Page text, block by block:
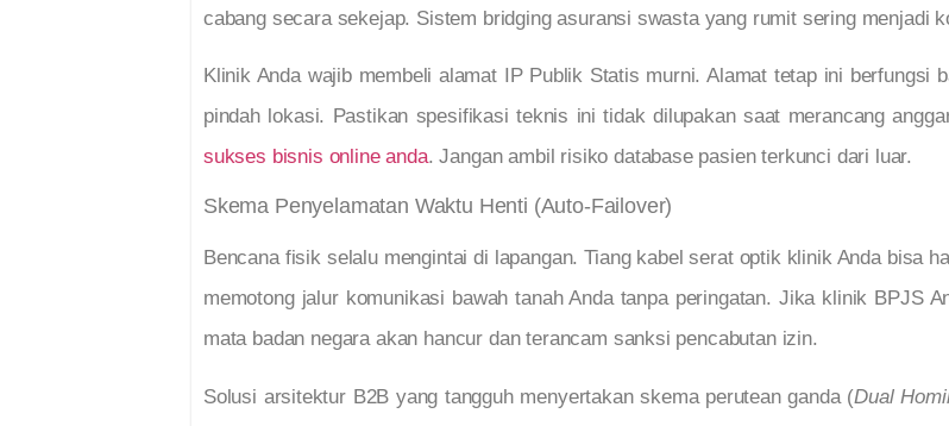
cabang secara sekejap. Sistem bridging asuransi swasta yang rumit sering menjadi
Klinik Anda wajib membeli alamat IP Publik Statis murni. Alamat tetap ini berfungsi
pindah lokasi. Pastikan spesifikasi teknis ini tidak dilupakan saat merancang
sukses bisnis online anda. Jangan ambil risiko database pasien terkunci dari luar.
Skema Penyelamatan Waktu Henti (Auto-Failover)
Bencana fisik selalu mengintai di lapangan. Tiang kabel serat optik klinik Anda bisa
memotong jalur komunikasi bawah tanah Anda tanpa peringatan. Jika klinik BPJS
mata badan negara akan hancur dan terancam sanksi pencabutan izin.
Solusi arsitektur B2B yang tangguh menyertakan skema perutean ganda (Dual